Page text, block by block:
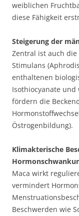
weiblichen
diese Fähigkeit
Steigerung der
Zentral ist auch die
Stimulans
enthaltenen
Isothiocyanate
fördern die
Östrogenbildung).
Klimakterische
Maca wirkt
vermindert
Beschwerden wie